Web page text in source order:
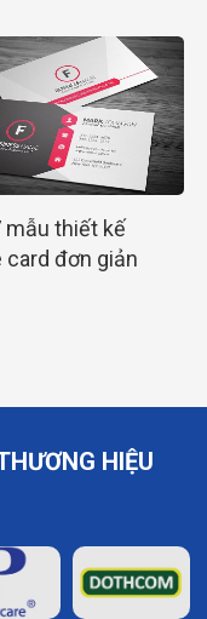
mẫu thiết kế
card đơn giản
HIỆU